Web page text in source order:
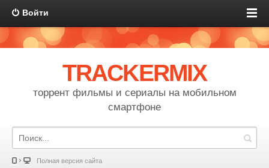
Войти
TRACKERMIX
торрент фильмы и сериалы на мобильном
смартфоне
Полная версия сайта